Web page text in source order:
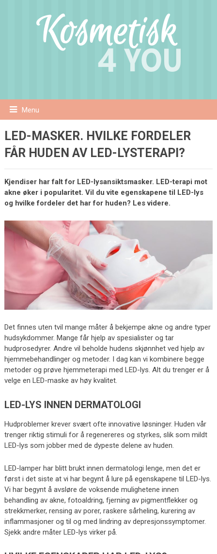
Menu
LED-MASKER. HVILKE FORDELER
FÅR HUDEN AV LED-LYSTERAPI?
Kjendiser har falt for LED-lysansiktsmasker. LED-terapi mot
akne øker i popularitet. Vil du vite egenskapene til LED-lys
og hvilke fordeler det har for huden? Les videre.
Det finnes uten tvil mange måter å bekjempe akne og andre typer
hudsykdommer. Mange får hjelp av spesialister og tar
hudprosedyrer. Andre vil beholde hudens skjønnhet ved hjelp av
hjemmebehandlinger og metoder. I dag kan vi kombinere begge
metoder og prøve hjemmeterapi med LED-lys. Alt du trenger er å
velge en LED-maske av høy kvalitet.
LED-LYS INNEN DERMATOLOGI
Hudproblemer krever svært ofte innovative løsninger. Huden vår
trenger riktig stimuli for å regenereres og styrkes, slik som mildt
LED-lys som jobber med de dypeste delene av huden.
LED-lamper har blitt brukt innen dermatologi lenge, men det er
først i det siste at vi har begynt å lure på egenskapene til LED-lys.
Vi har begynt å avsløre de voksende mulighetene innen
behandling av akne, fotoaldring, fjerning av pigmentflekker og
strekkmerker, rensing av porer, raskere sårheling, kurering av
inflammasjoner og til og med lindring av depresjonssymptomer.
Sjekk andre måter LED-lys virker på.